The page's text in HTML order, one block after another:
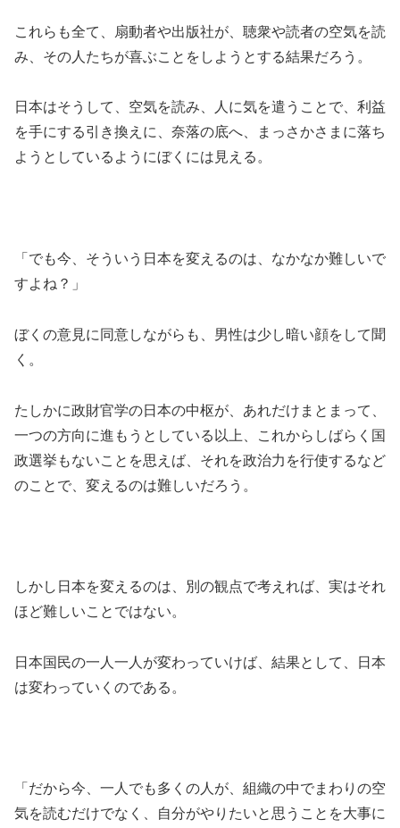
これらも全て、扇動者や出版社が、聴衆や読者の空気を読
み、その人たちが喜ぶことをしようとする結果だろう。
日本はそうして、空気を読み、人に気を遣うことで、利益
を手にする引き換えに、奈落の底へ、まっさかさまに落ち
ようとしているようにぼくには見える。
「でも今、そういう日本を変えるのは、なかなか難しいで
すよね？」
ぼくの意見に同意しながらも、男性は少し暗い顔をして聞
く。
たしかに政財官学の日本の中枢が、あれだけまとまって、
一つの方向に進もうとしている以上、これからしばらく国
政選挙もないことを思えば、それを政治力を行使するなど
のことで、変えるのは難しいだろう。
しかし日本を変えるのは、別の観点で考えれば、実はそれ
ほど難しいことではない。
日本国民の一人一人が変わっていけば、結果として、日本
は変わっていくのである。
「だから今、一人でも多くの人が、組織の中でまわりの空
気を読むだけでなく、自分がやりたいと思うことを大事に